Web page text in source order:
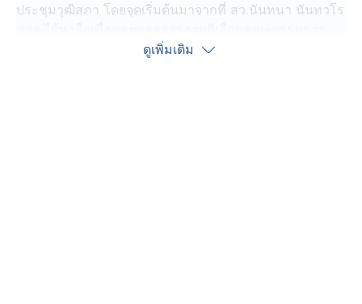
ประชุมวุฒิสภา โดยจุดเริ่มต้นมาจากที่ สว.นันทนา นันทวโร
ติดตามประเมินผลของ กสทช. เพราะเป็นตำแหน่งสำคัญ
ดูเพิ่มเติม